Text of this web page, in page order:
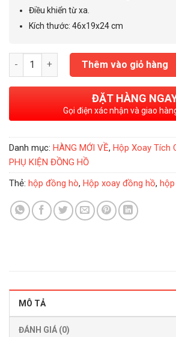
Điều khiển từ xa.
Kích thước: 46x19x24 cm
Hộp Xoay Đồng Hồ Tích Cót 4 Xoay 6
Thêm vào giỏ hàng
ĐẶT HÀNG
Gọi điện xác nhận và giao
Danh mục: HÀNG MỚI VỀ, Hộp Xoay Tích
PHỤ KIỆN ĐỒNG HỒ
Thẻ: hộp đồng hò, Hộp xoay đồng hồ,
MÔ TẢ
ĐÁNH GIÁ (0)